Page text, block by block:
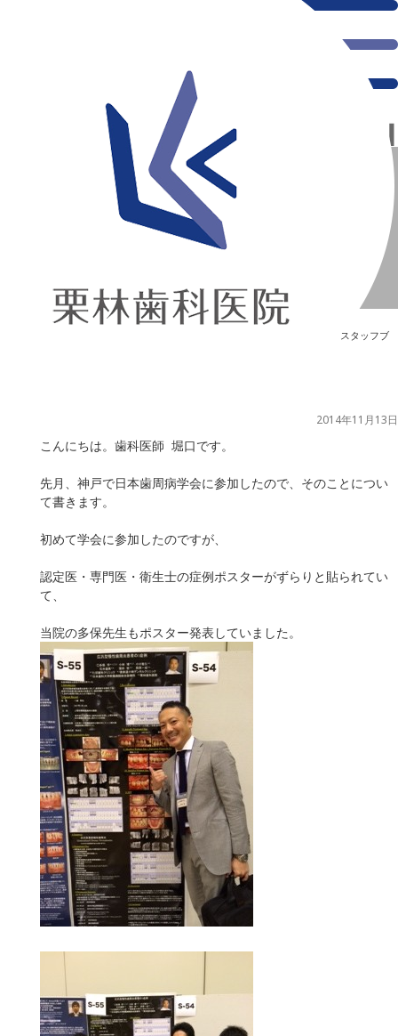
スタッフブ
2014年11月13日
こんにちは。歯科医師 堀口です。
先月、神戸で日本歯周病学会に参加したので、そのことについ
て書きます。
初めて学会に参加したのですが、
認定医・専門医・衛生士の症例ポスターがずらりと貼られてい
て、
当院の多保先生もポスター発表していました。